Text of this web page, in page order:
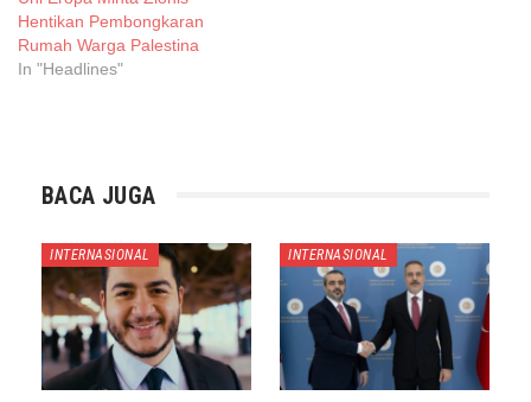
Hentikan Pembongkaran
Rumah Warga Palestina
In "Headlines"
BACA JUGA
INTERNASIONAL INTERNASIONAL